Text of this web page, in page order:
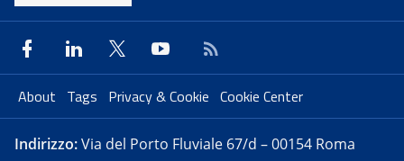
About Tags Privacy & Cookie Cookie Center
Indirizzo:Via del Porto Fluviale 67/d – 00154 Roma